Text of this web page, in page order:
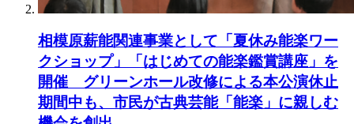
相模原薪能関連事業として「夏休み能楽ワー
クショップ」「はじめての能楽鑑賞講座」を
開催 グリーンホール改修による本公演休止
期間中も、市民が古典芸能「能楽」に親しむ